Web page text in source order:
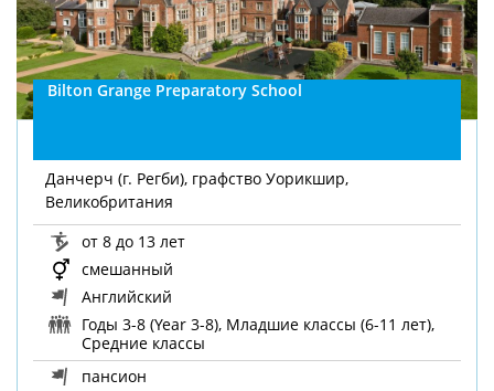
Bilton Grange Preparatory School
Данчерч (г. Регби), графство Уорикшир,
Великобритания
от 8 до 13 лет
смешанный
Английский
Годы 3-8 (Year 3-8), Младшие классы (6-11 лет),
Средние классы
пансион